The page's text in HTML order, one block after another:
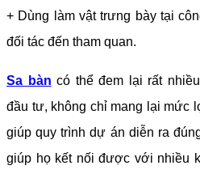
+ Dùng làm vật trưng bày tại
đối tác đến tham quan.
Sa bàn có thể đem lại rất
đầu tư, không chỉ mang lại mức
giúp quy trình dự án diễn ra
giúp họ kết nối được với nhiều